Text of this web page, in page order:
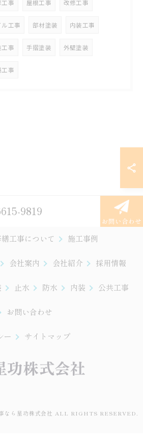
工事 屋根工事 改修工事
ル工事 部材塗装 内装工事
工事 手摺塗装 外壁塗装
工事
9819
お問い合わせ
工事について 施工事例
会社案内 会社紹介 採用情報
止水 防水 内装 公共工事
お問い合わせ
ー サイトマップ
なら星功株式会社 ALL RIGHTS RESERVED.